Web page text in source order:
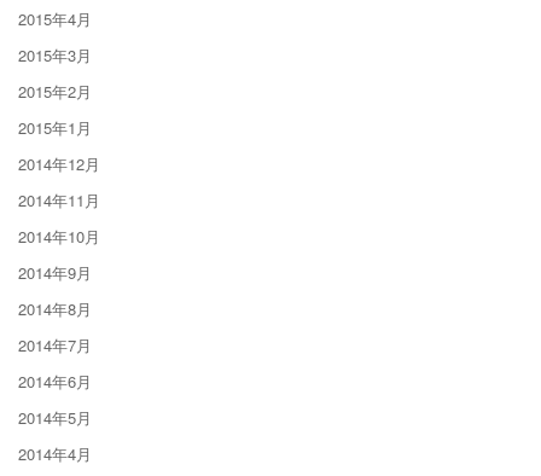
2015年4月
2015年3月
2015年2月
2015年1月
2014年12月
2014年11月
2014年10月
2014年9月
2014年8月
2014年7月
2014年6月
2014年5月
2014年4月